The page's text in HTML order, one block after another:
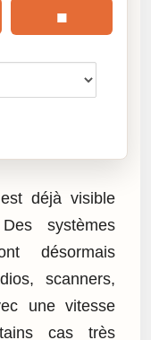
■
déjà visible
systèmes
désormais
scanners,
une vitesse
cas très